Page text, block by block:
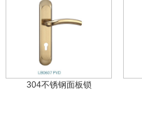
304不锈钢面板锁